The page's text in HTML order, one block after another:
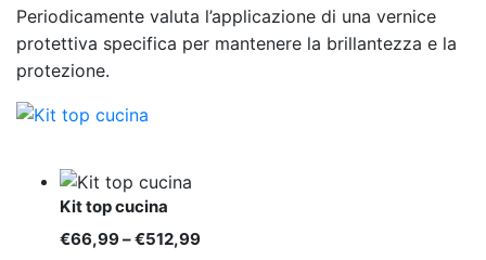
Periodicamente valuta l’applicazione di una vernice
protettiva specifica per mantenere la brillantezza e la
protezione.
Kit top cucina
€66,99–€512,99Fascia